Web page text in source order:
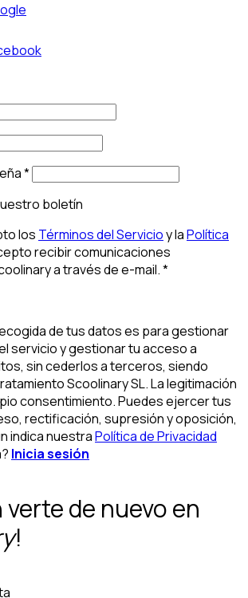
*
boletín
los Términos del Servicioy laPolítica
recibir comunicaciones
a través de e-mail.*
de tus datos es para gestionar
servicio y gestionar tu acceso a
sin cederlos a terceros, siendo
Scoolinary SL. La legitimación
consentimiento. Puedes ejercer tus
rectificación, supresión y oposición,
indica nuestraPolítica de Privacidad
Inicia sesión
verte de nuevo en
!